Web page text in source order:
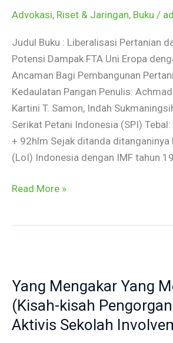
Advokasi, Riset & Jaringan, Buku /
Judul Buku : Liberalisasi Pertanian
Potensi Dampak FTA Uni Eropa
Ancaman Bagi Pembangunan
Kedaulatan Pangan Penulis: Achmad
Kartini T. Samon, Indah
Serikat Petani Indonesia (SPI)
+ 92hlm Sejak ditanda
(LoI) Indonesia dengan IMF tahun
Kedaulatan
Pangan
Read More »
Yang Mengakar Yang
(Kisah-kisah
Aktivis Sekolah
Yang
Menjalar
(Kisah-